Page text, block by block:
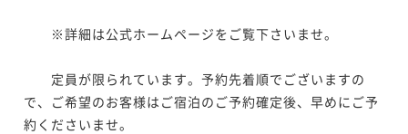
※詳細は公式ホームページをご覧下さいませ。
定員が限られています。予約先着順でございますの
で、ご希望のお客様はご宿泊のご予約確定後、早めにご予
約くださいませ。